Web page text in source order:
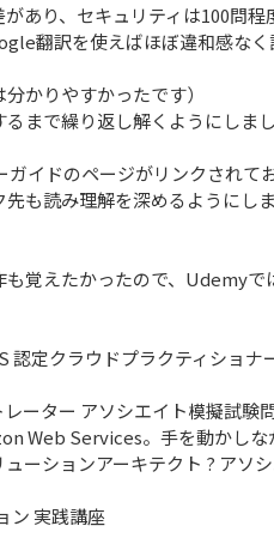
あり、セキュリティは100問
翻訳を使えばほぼ違和感な
かりやすかったです）
まで繰り返し解くようにしまし
イドのページがリンクされて
も読み理解を深めるようにしま
覚えたかったので、Udemyで
定クラウドプラクティショナ
ーター アソシエイト模擬試験
Web Services。手を動かし
ーションアーキテクト ? アソ
ン 実践講座